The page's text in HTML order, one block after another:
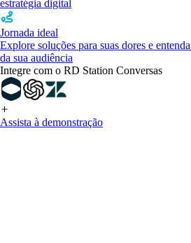
estratégia digital
Jornada ideal
Explore soluções para suas dores e
da sua audiência
Integre com o RD Station Conversas
Assista à demonstração